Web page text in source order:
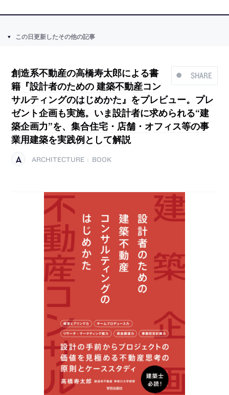
この日更新したその他の記事
SHARE
創造系不動産の高橋寿太郎による書
籍『設計者のための 建築不動産コン
サルティングのはじめかた』をプレビュー。プレ
ゼント企画も実施。いま設計者に求められる“建
築企画力”を、集合住宅・店舗・オフィス等の事
業用建築を実践例として解説
ARCHITECTURE BOOK